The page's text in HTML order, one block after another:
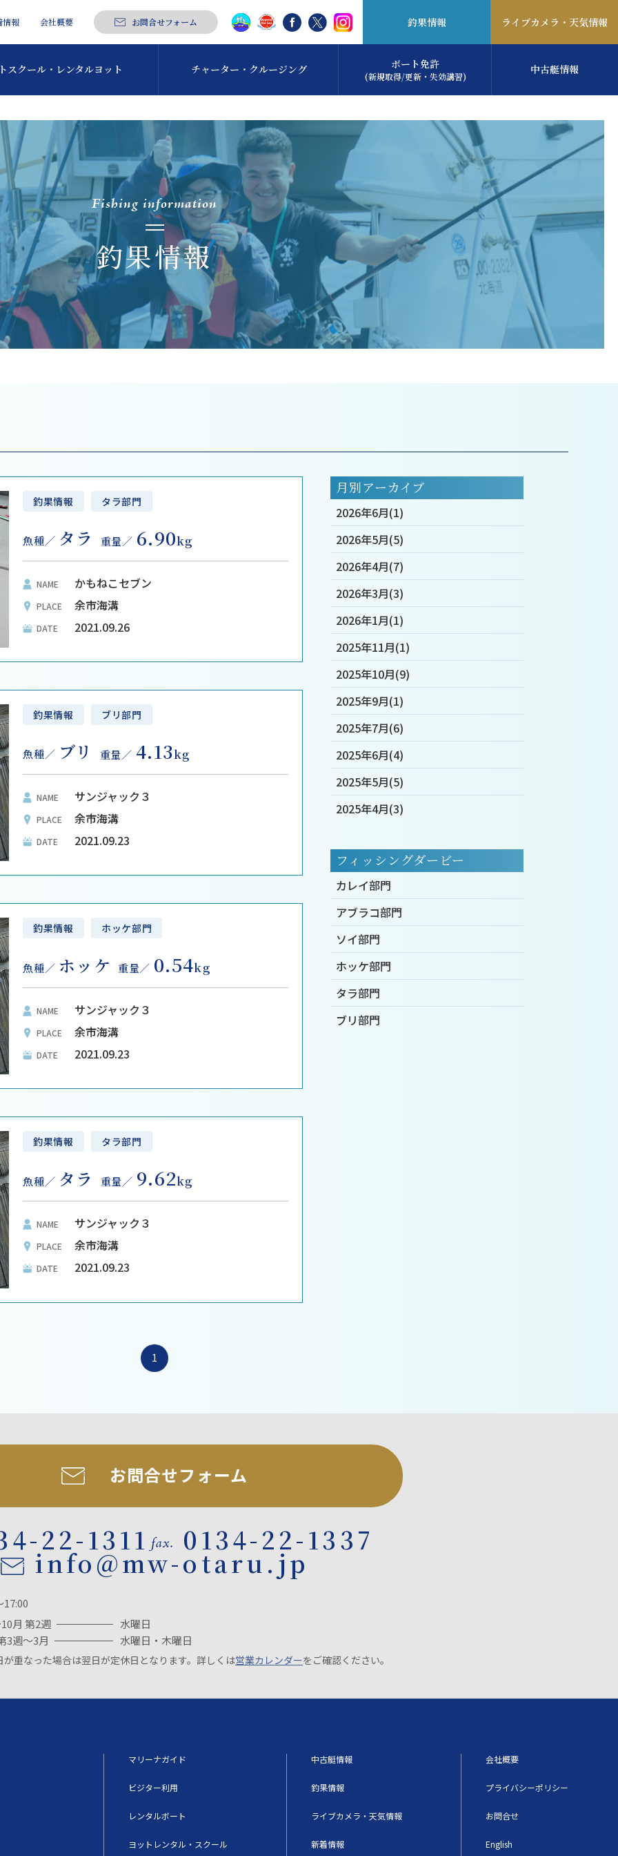
情報 会社概要 お問合せフォーム 釣果情報 ライブカメラ・ 天気情報
スクール・ レンタルヨット チャーター・ クルージング ボート免許
(新規取得/更新・失効講習) 中古艇情報
Fishing information
釣果情報
釣果情報 タラ部門
魚種 タラ 重量 6.90kg
NAME かもねこセブン
PLACE 余市海溝
DATE 2021.09.26
釣果情報 ブリ部門
魚種 ブリ 重量 4.13kg
NAME サンジャック３
PLACE 余市海溝
DATE 2021.09.23
釣果情報 ホッケ部門
魚種 ホッケ 重量 0.54kg
NAME サンジャック３
PLACE 余市海溝
DATE 2021.09.23
釣果情報 タラ部門
魚種 タラ 重量 9.62kg
NAME サンジャック３
PLACE 余市海溝
DATE 2021.09.23
月別アーカイブ
2026年6月(1)
2026年5月(5)
2026年4月(7)
2026年3月(3)
2026年1月(1)
2025年11月(1)
2025年10月(9)
2025年9月(1)
2025年7月(6)
2025年6月(4)
2025年5月(5)
2025年4月(3)
フィッシングダービー
カレイ部門
アブラコ部門
ソイ部門
ホッケ部門
タラ部門
ブリ部門
1
お問合せフォーム
22-1311 0134-22-1337
info@mw-otaru.jp
17:00
月 第2週
水曜日
3週～3月
水曜日・木曜日
重なった場合は翌日が定休日となります。詳しくは営業カレンダーをご確認ください。
マリーナガイド
ビジター利用
レンタルボート
ヨットレンタル・スクール
中古艇情報
釣果情報
ライブカメラ・天気情報
新着情報
会社概要
プライバシーポリシー
お問合せ
English